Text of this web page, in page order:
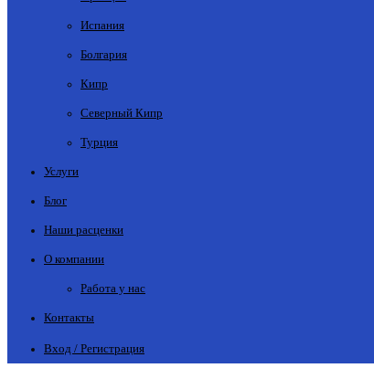
Испания
Болгария
Кипр
Северный Кипр
Турция
Услуги
Блог
Наши расценки
О компании
Работа у нас
Контакты
Вход / Регистрация